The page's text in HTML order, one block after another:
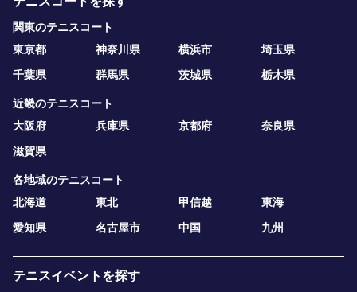
関東のテニスコート
東京都
神奈川県 横浜市
埼玉県
千葉県
群馬県 茨城県 栃木県
近畿のテニスコート
大阪府
兵庫県 京都府
奈良県
滋賀県
各地域のテニスコート
北海道
東北 甲信越
東海
愛知県
名古屋市 中国 九州
テニスイベントを探す